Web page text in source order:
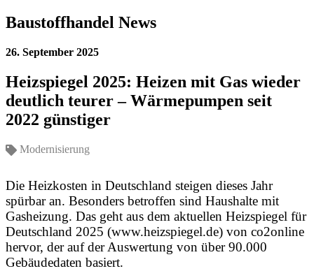
Baustoffhandel News
26. September 2025
Heizspiegel 2025: Heizen mit Gas wieder
deutlich teurer – Wärmepumpen seit
2022 günstiger
Modernisierung
Die Heizkosten in Deutschland steigen dieses Jahr
spürbar an. Besonders betroffen sind Haushalte mit
Gasheizung. Das geht aus dem aktuellen Heizspiegel für
Deutschland 2025 (www.heizspiegel.de) von co2online
hervor, der auf der Auswertung von über 90.000
Gebäudedaten basiert.